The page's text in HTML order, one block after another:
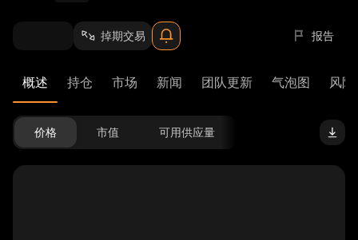
掉期交易 报告
概述 持仓 市场 新闻 团队更新 气泡图 风险
价格 市值 可用供应量